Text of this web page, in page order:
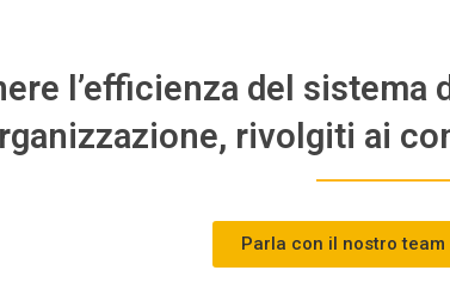
l’efficienza del
rivolgiti ai
Parla con il nostro team